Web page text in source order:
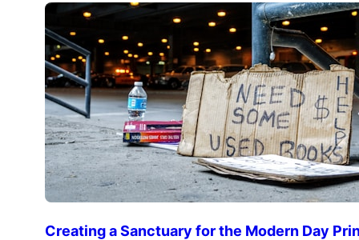
Creating a Sanctuary for the Modern Day